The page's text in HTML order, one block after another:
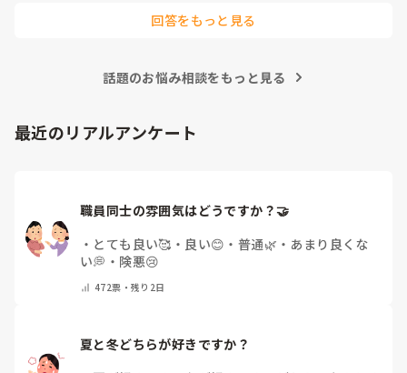
回答をもっと見る
話題のお悩み相談をもっと見る
最近のリアルアンケート
職員同士の雰囲気はどうですか？🤝
・ とても良い🥰 ・ 良い😊 ・ 普通🌿 ・ あまり良くな
い💭 ・ 険悪😢
472票・残り2日
夏と冬どちらが好きですか？